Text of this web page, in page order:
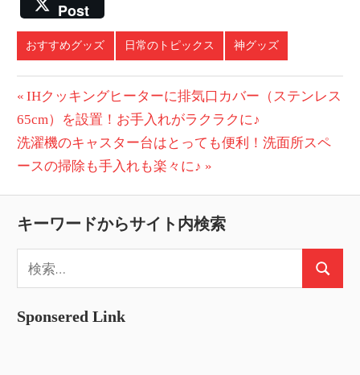
Post
おすすめグッズ 日常のトピックス 神グッズ
投
稿
ナ
ビ
ゲ
ー
シ
ョ
前
の
投
稿:
IHクッキングヒーターに排気口カバー（ステンレス
65cm）を設置！お手入れがラクラクに♪
次
の
洗濯機のキャスター台はとっても便利！洗面所スペ
ースの掃除も手入れも楽々に♪
キーワードからサイト内検索
索:
検
Sponsered Link